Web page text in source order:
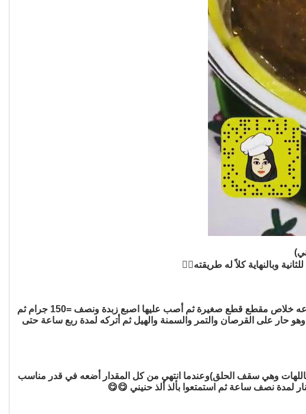
وبالنهاية كلاً له طريقته👌🏼
أحضر قدر كبير أو صينية تيفال كبيرة ثم أحضر 20 حبة قرصان رطب وزنها كيلو مقطع قطع صغيرة وكيلو معجون تمر طري نوعه خلاص مقطع قطع صغيرة ثم أصب عليها اصبع زبدة ونصف =150 جرام ثم
وهو حار على القرصان والتمر والسمنة والهيل ثم أتركه لمدة ربع ساعة حتى
وهي سقف الحلق)وعندما انتهي من كل المقدار أضعه في قدر مناسب
لمدة نصف ساعة ثم استمتعوا بألذ ألذ حنيني 😋😋